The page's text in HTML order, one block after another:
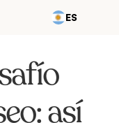
ES
así